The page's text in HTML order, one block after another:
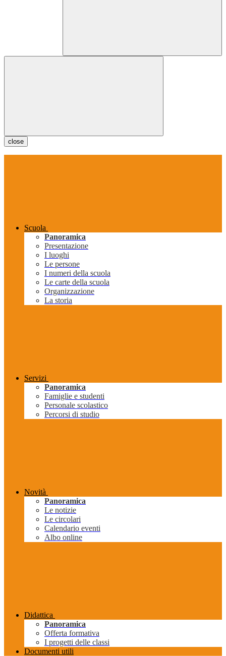
close
Scuola
Panoramica
Presentazione
I luoghi
Le persone
I numeri della scuola
Le carte della scuola
Organizzazione
La storia
Servizi
Panoramica
Famiglie e studenti
Personale scolastico
Percorsi di studio
Novità
Panoramica
Le notizie
Le circolari
Calendario eventi
Albo online
Didattica
Panoramica
Offerta formativa
I progetti delle classi
Documenti utili